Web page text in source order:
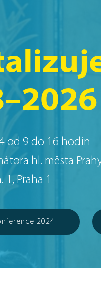
od 9 do 16 hodin
hl. města
1, Praha 1
2024